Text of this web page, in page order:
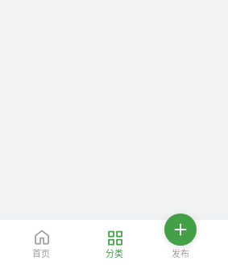
首页 分类 发布